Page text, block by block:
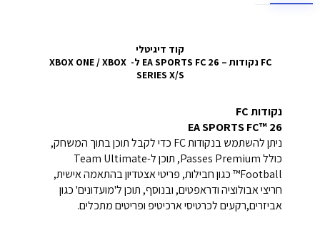
קוד דיגיטלי
FC נקודות – EA SPORTS FC 26 ל-
XBOX ONE / XBOX
SERIES X/S
נקודות FC
EA SPORTS FC™ 26
ניתן להשתמש בנקודות FC כדי לקבל תוכן בתוך המשחק,
כולל Passes Premium, תוכן ל-Team Ultimate
Football™ כגון חבילות, פריטי אצטדיון בהתאמה אישית,
חריצי אבולוציה ודראפטים, ובנוסף, תוכן ל'מועדונים' כגון
אביזרים,רקעים לכרטיסי ארכיטיפ ופריטים מתכלים.